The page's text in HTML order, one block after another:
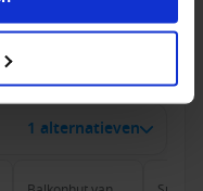
1 alternatieven